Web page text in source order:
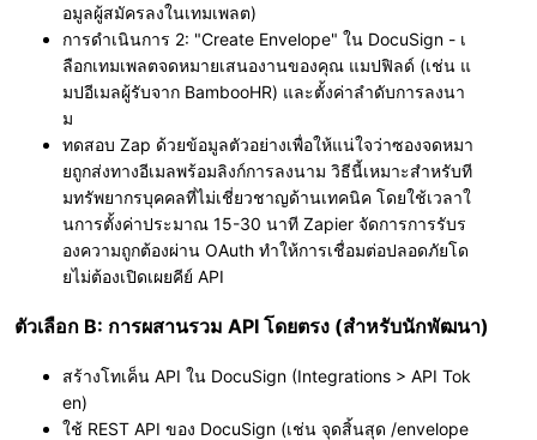
อมูลผู้สมัครลงในเทมเพลต)
การดำเนินการ 2: "Create Envelope" ใน DocuSign - เ
ลือกเทมเพลตจดหมายเสนองานของคุณ แมปฟิลด์ (เช่น แ
มปอีเมลผู้รับจาก BambooHR) และตั้งค่าลำดับการลงนา
ม
ทดสอบ Zap ด้วยข้อมูลตัวอย่างเพื่อให้แน่ใจว่าซองจดหมา
ยถูกส่งทางอีเมลพร้อมลิงก์การลงนาม วิธีนี้เหมาะสำหรับที
มทรัพยากรบุคคลที่ไม่เชี่ยวชาญด้านเทคนิค โดยใช้เวลาใ
นการตั้งค่าประมาณ 15-30 นาที Zapier จัดการการรับร
องความถูกต้องผ่าน OAuth ทำให้การเชื่อมต่อปลอดภัยโด
ยไม่ต้องเปิดเผยคีย์ API
ตัวเลือก B: การผสานรวม API โดยตรง (สำหรับนักพัฒนา)
สร้างโทเค็น API ใน DocuSign (Integrations > API Tok
en)
ใช้ REST API ของ DocuSign (เช่น จุดสิ้นสุด /envelope